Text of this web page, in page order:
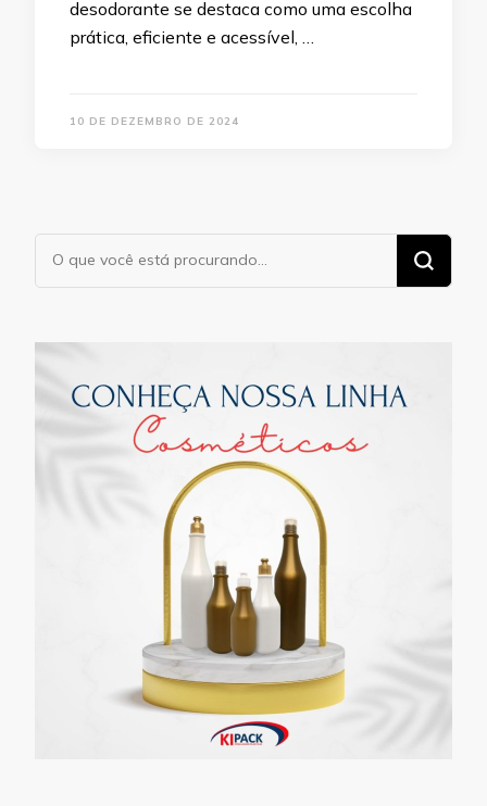
desodorante se destaca como uma escolha
prática, eficiente e acessível, …
10 DE DEZEMBRO DE 2024
Procurando
algo?